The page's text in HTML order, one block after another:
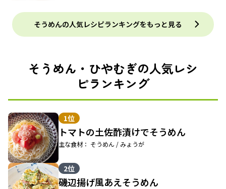
そうめんの人気レシピランキングをもっと見る
そうめん・ひやむぎの人気レシ
ピランキング
1位
トマトの土佐酢漬けでそうめん
主な食材： そうめん / みょうが
2位
磯辺揚げ風あえそうめん